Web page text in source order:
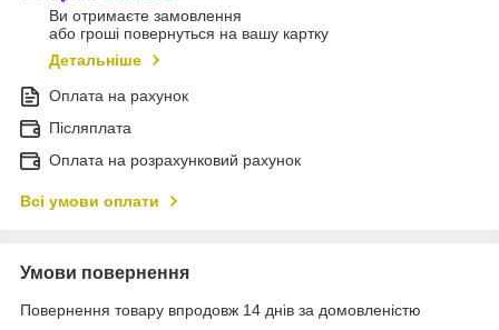
Ви отримаєте замовлення
або гроші повернуться на вашу картку
Детальніше
Оплата на рахунок
Післяплата
Оплата на розрахунковий рахунок
Всі умови оплати
Умови повернення
Повернення товару впродовж 14 днів за домовленістю